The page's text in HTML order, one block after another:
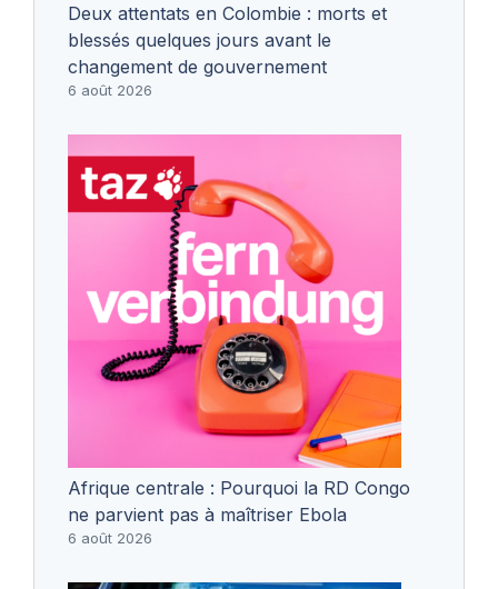
Deux attentats en Colombie : morts et
blessés quelques jours avant le
changement de gouvernement
6 août 2026
Afrique centrale : Pourquoi la RD Congo
ne parvient pas à maîtriser Ebola
6 août 2026